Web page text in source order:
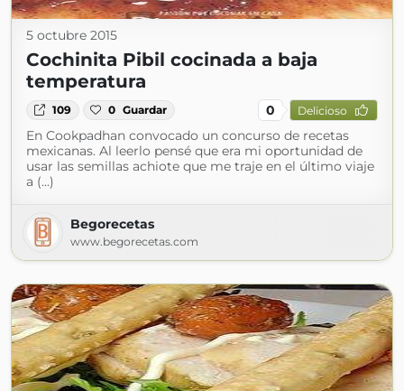
5 octubre 2015
Cochinita Pibil cocinada a baja
temperatura
109 0 Guardar 0 Delicioso
En Cookpadhan convocado un concurso de recetas
mexicanas. Al leerlo pensé que era mi oportunidad de
usar las semillas achiote que me traje en el último viaje
a (...)
Begorecetas
www.begorecetas.com